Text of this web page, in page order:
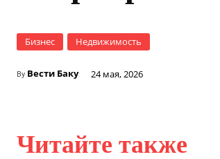
Бизнес Недвижимость
By Вести Баку 24 мая, 2026
Читайте также